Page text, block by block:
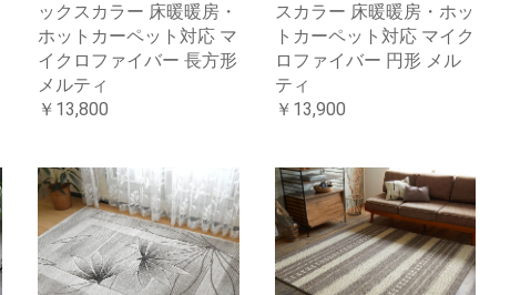
ックスカラー 床暖暖房・
ホットカーペット対応 マ
イクロファイバー 長方形
メルティ
￥13,800
スカラー 床暖暖房・ホッ
トカーペット対応 マイク
ロファイバー 円形 メル
ティ
￥13,900